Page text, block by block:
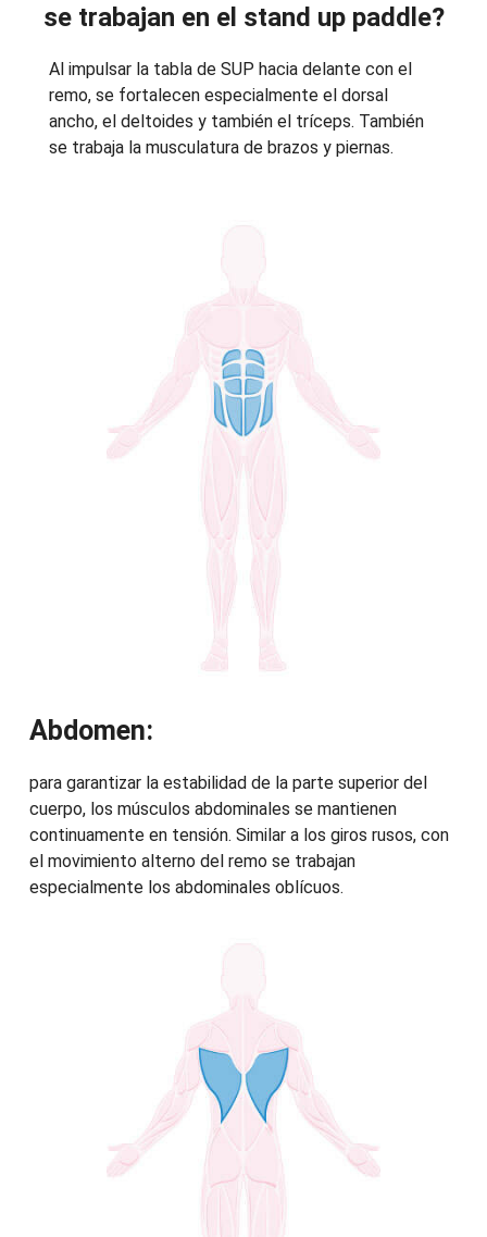
se trabajan en el stand up paddle?
Al impulsar la tabla de SUP hacia delante con el
remo, se fortalecen especialmente el dorsal
ancho, el deltoides y también el tríceps. También
se trabaja la musculatura de brazos y piernas.
Abdomen:
para garantizar la estabilidad de la parte superior del
cuerpo, los músculos abdominales se mantienen
continuamente en tensión. Similar a los giros rusos, con
el movimiento alterno del remo se trabajan
especialmente los abdominales oblícuos.